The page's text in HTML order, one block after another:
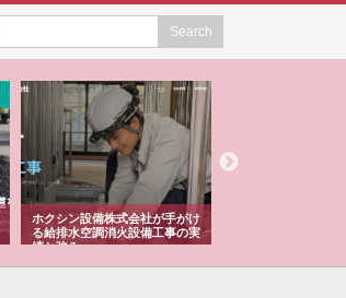
ホクシン設備株式会社が手がけ
る給排水空調消火設備工事の実
績と強み